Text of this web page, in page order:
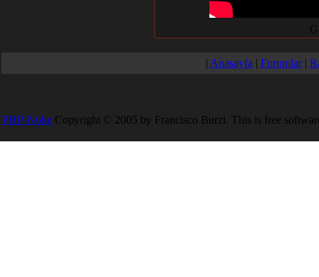
| Anasayfa | Forumlar|
PHP-Nuke Copyright © 2005 by Francisco Burzi. This is free